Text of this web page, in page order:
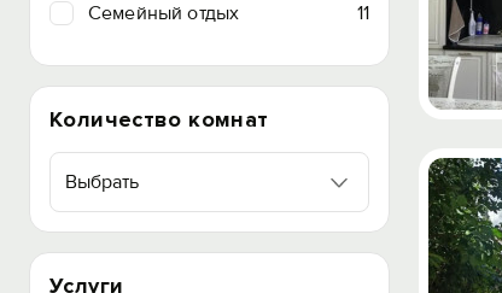
Семейный отдых
11
Количество комнат
Выбрать
Услуги